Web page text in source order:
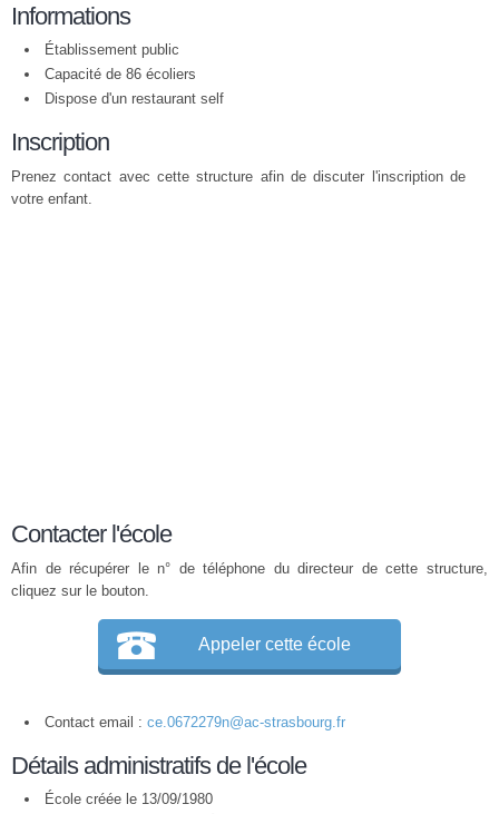
Informations
Établissement public
Capacité de 86 écoliers
Dispose d'un restaurant self
Inscription
Prenez contact avec cette structure afin de discuter l'inscription de
votre enfant.
Contacter l'école
Afin de récupérer le n° de téléphone du directeur de cette structure,
cliquez sur le bouton.
Appeler cette école
Contact email : ce.0672279n@ac-strasbourg.fr
Détails administratifs de l'école
École créée le 13/09/1980